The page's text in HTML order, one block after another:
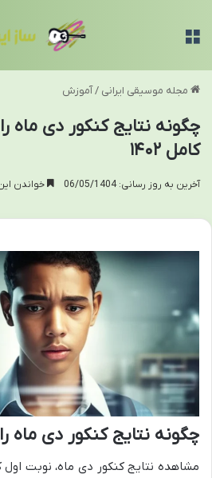
مجله موسیقی ایرانی /آموزش
چگونه نتایج کنکور دی ماه
کامل ۱۴۰۲
آخرین به روز رسانی: 06/05/1404 خواندن این مطلب 15
چگونه نتایج کنکور دی ماه
مشاهده نتایج کنکور دی ماه، نوبت